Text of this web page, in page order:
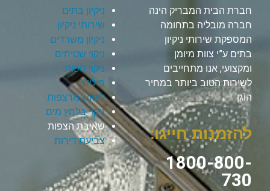
חברת הבית המבריק הינה
חברה מובליה בתחומה
המספקת שירותי ניקיון
בתים ע”י צוות מיומן
ומקצועי, אנו מתחייבים
לשירות הטוב ביותר במחיר
הוגן.
להזמנות חייגו:
1800-800-
730
ניקיון בתים
שירותי ניקיון
ניקיון משרדים
ניקוי שטיחים
ניקוי ספות
פוליש
ליטוש מרצפות
ניקוי בלחץ מים
שאיבת הצפות
צביעת דירות